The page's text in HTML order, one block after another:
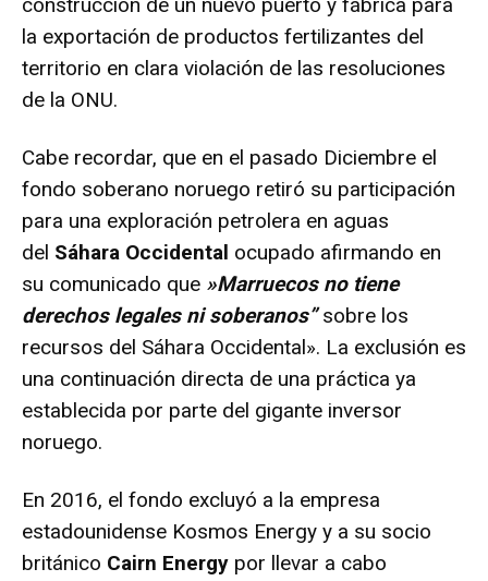
construcción de un nuevo puerto y fábrica para
la exportación de productos fertilizantes del
territorio en clara violación de las resoluciones
de la ONU.
Cabe recordar, que en el pasado Diciembre el
fondo soberano noruego retiró su participación
para una exploración petrolera en aguas
del Sáhara Occidental ocupado afirmando en
su comunicado que »Marruecos no tiene
derechos legales ni soberanos”sobre los
recursos del Sáhara Occidental». La exclusión es
una continuación directa de una práctica ya
establecida por parte del gigante inversor
noruego.
En 2016, el fondo excluyó a la empresa
estadounidense Kosmos Energy y a su socio
británico Cairn Energy por llevar a cabo